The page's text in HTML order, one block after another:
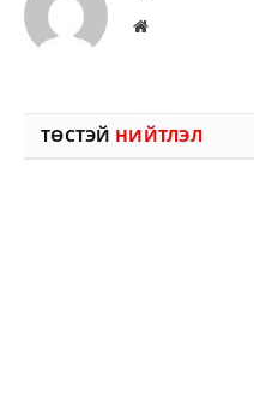
Вэбсайт
ТӨСТЭЙ НИЙТЛЭЛ